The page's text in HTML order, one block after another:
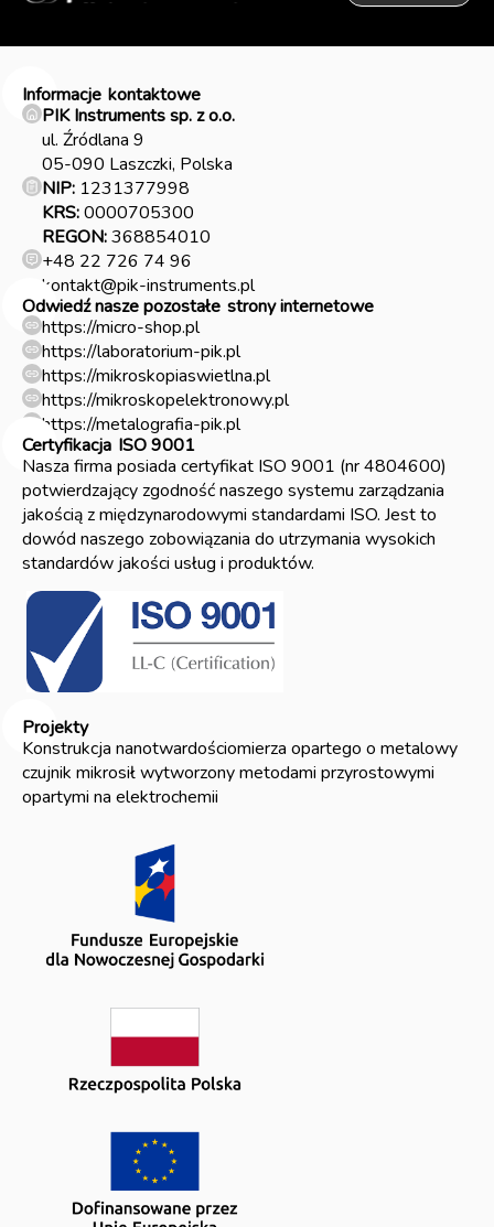
Informacje kontaktowe
PIK Instruments sp. z o.o.
ul. Źródlana 9
05-090 Laszczki, Polska
NIP: 1231377998
KRS:0000705300
REGON:368854010
+48 22 726 74 96
kontakt@pik-instruments.pl
Odwiedź nasze pozostałe strony internetowe
https://micro-shop.pl
https://laboratorium-pik.pl
https://mikroskopiaswietlna.pl
https://mikroskopelektronowy.pl
https://metalografia-pik.pl
Certyfikacja ISO 9001
Nasza firma posiada certyfikat ISO 9001 (nr 4804600)
potwierdzający zgodność naszego systemu zarządzania
jakością z międzynarodowymi standardami ISO. Jest to
dowód naszego zobowiązania do utrzymania wysokich
standardów jakości usług i produktów.
Projekty
Konstrukcja nanotwardościomierza opartego o metalowy
czujnik mikrosił wytworzony metodami przyrostowymi
opartymi na elektrochemii